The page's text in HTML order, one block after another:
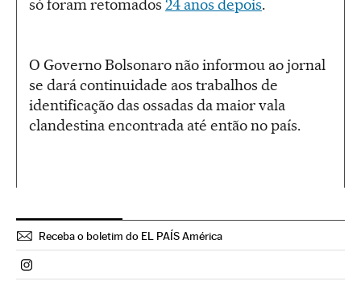
só foram retomados 24 anos depois.
O Governo Bolsonaro não informou ao jornal
se dará continuidade aos trabalhos de
identificação das ossadas da maior vala
clandestina encontrada até então no país.
Receba o boletim do EL PAÍS América
Politica El País Brasil en Instagram